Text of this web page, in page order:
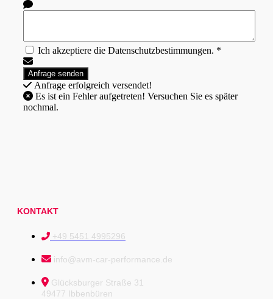
Ich akzeptiere die Datenschutzbestimmungen. *
Anfrage erfolgreich versendet!
nochmal.
KONTAKT
+49 5451 4995296
info@avm-car-performance.de
Glücksburger Straße 31
49477 Ibbenbüren